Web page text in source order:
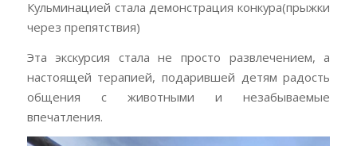
Кульминацией стала демонстрация конкура(прыжки
через препятствия)
Эта экскурсия стала не просто развлечением, а
настоящей терапией, подарившей детям радость
общения с животными и незабываемые
впечатления.